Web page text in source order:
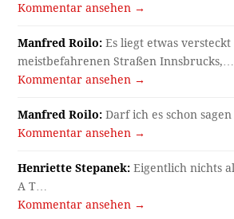
Kommentar ansehen →
Manfred Roilo: Es liegt etwas
meistbefahrenen Straßen Innsbrucks,…
Kommentar ansehen →
Manfred Roilo: Darf ich es schon
Kommentar ansehen →
Henriette Stepanek: Eigentlich nichts
A T…
Kommentar ansehen →